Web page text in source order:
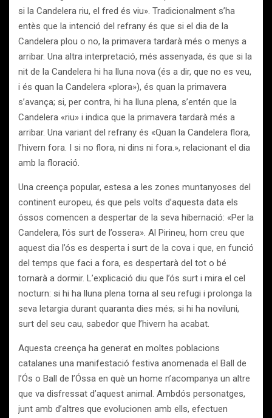
si la Candelera riu, el fred és viu». Tradicionalment s’ha
entès que la intenció del refrany és que si el dia de la
Candelera plou o no, la primavera tardarà més o menys a
arribar. Una altra interpretació, més assenyada, és que si la
nit de la Candelera hi ha lluna nova (és a dir, que no es veu,
i és quan la Candelera «plora»), és quan la primavera
s’avança; si, per contra, hi ha lluna plena, s’entén que la
Candelera «riu» i indica que la primavera tardarà més a
arribar. Una variant del refrany és «Quan la Candelera flora,
l’hivern fora. I si no flora, ni dins ni fora.», relacionant el dia
amb la floració.
Una creença popular, estesa a les zones muntanyoses del
continent europeu, és que pels volts d’aquesta data els
óssos comencen a despertar de la seva hibernació: «Per la
Candelera, l’ós surt de l’ossera». Al Pirineu, hom creu que
aquest dia l’ós es desperta i surt de la cova i que, en funció
del temps que faci a fora, es despertarà del tot o bé
tornarà a dormir. L’explicació diu que l’ós surt i mira el cel
nocturn: si hi ha lluna plena torna al seu refugi i prolonga la
seva letargia durant quaranta dies més; si hi ha noviluni,
surt del seu cau, sabedor que l’hivern ha acabat.
Aquesta creença ha generat en moltes poblacions
catalanes una manifestació festiva anomenada el Ball de
l’Ós o Ball de l’Óssa en què un home n’acompanya un altre
que va disfressat d’aquest animal. Ambdós personatges,
junt amb d’altres que evolucionen amb ells, efectuen